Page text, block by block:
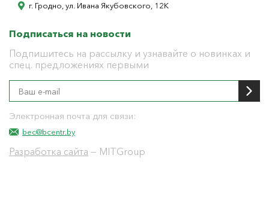
г. Гродно, ул. Ивана Якубовского, 12К
Подписаться на новости
Подпишитесь на рассылку и узнавайте о новинках и
спец. предложениях первыми
Электронная почта для связи:
bec@bcentr.by
Разработка сайта — MITGroup